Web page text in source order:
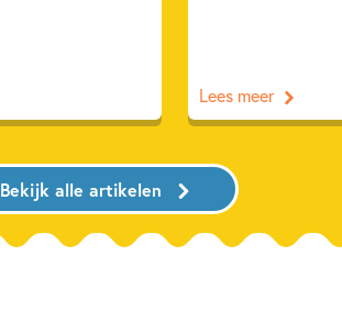
Lees meer
Bekijk alle artikelen